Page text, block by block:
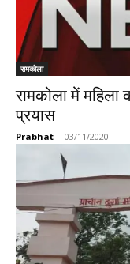
रामकोला
रामकोला में
प्रयास
Prabhat - 03/11/2020